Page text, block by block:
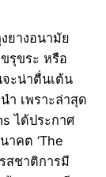
ยางอนามัย
รุขระ หรือ
ะน่าตื่นเต้น
ำ เพราะล่าสุด
ได้ประกาศ
าคต ‘The
สชาติการมี